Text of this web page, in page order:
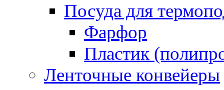
Посуда для
Фарфор
Пластик
Ленточные конвейеры